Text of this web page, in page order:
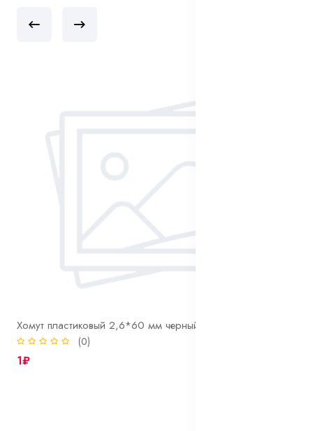
Хомут пластиковый 2,6*60 мм черный
(0)
1₽